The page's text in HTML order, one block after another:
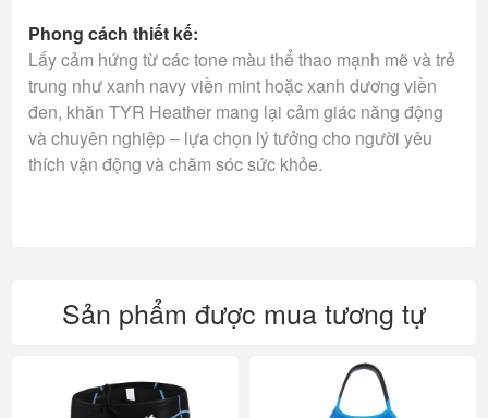
Phong cách thiết kế:
Lấy cảm hứng từ các tone màu thể thao mạnh mẽ và trẻ
trung như xanh navy viền mint hoặc xanh dương viền
đen, khăn TYR Heather mang lại cảm giác năng động
và chuyên nghiệp – lựa chọn lý tưởng cho người yêu
thích vận động và chăm sóc sức khỏe.
Sản phẩm được mua tương tự